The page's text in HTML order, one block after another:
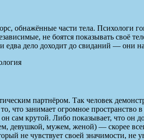
обнажённые части тела. Психологи
не боятся показывать своё
дело доходит до свиданий — они
партнёром. Так человек
что занимает огромное пространство
сам крутой. Либо показывает, что он
девушкой, мужем, женой) — скорее
не чувствует своей значимости, не